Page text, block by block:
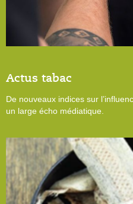
Actus tabac
De nouveaux indices sur
un large écho médiatique.